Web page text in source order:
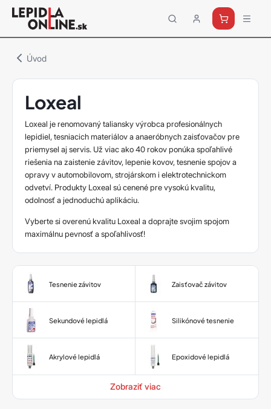
Priemyselné
lepidlá
Loctite
Úvod
Loxeal
Loxeal je renomovaný taliansky výrobca profesionálnych
lepidiel, tesniacich materiálov a anaeróbnych zaisťovačov pre
priemysel aj servis. Už viac ako 40 rokov ponúka spoľahlivé
riešenia na zaistenie závitov, lepenie kovov, tesnenie spojov a
opravy v automobilovom, strojárskom i elektrotechnickom
odvetví. Produkty Loxeal sú cenené pre vysokú kvalitu,
odolnosť a jednoduchú aplikáciu.
Vyberte si overenú kvalitu Loxeal a doprajte svojim spojom
maximálnu pevnosť a spoľahlivosť!
Tesnenie závitov Zaisťovač závitov
Sekundové lepidlá Silikónové tesnenie
Akrylové lepidlá Epoxidové lepidlá
Zobraziť viac